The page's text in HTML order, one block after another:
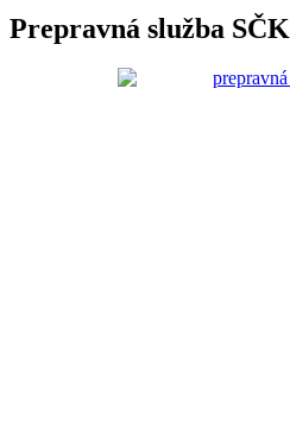
Prepravná služba SČK